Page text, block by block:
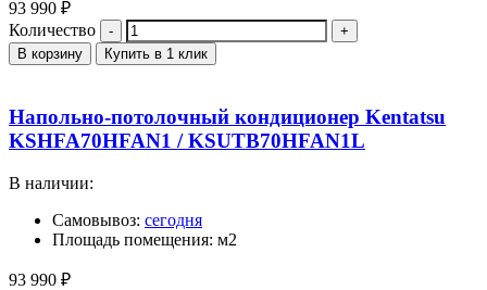
93 990 ₽
Количество
В корзину Купить в 1 клик
Напольно-потолочный кондиционер Kentatsu
KSHFA70HFAN1 / KSUTB70HFAN1L
В наличии:
Самовывоз: сегодня
Площадь помещения: м2
93 990 ₽